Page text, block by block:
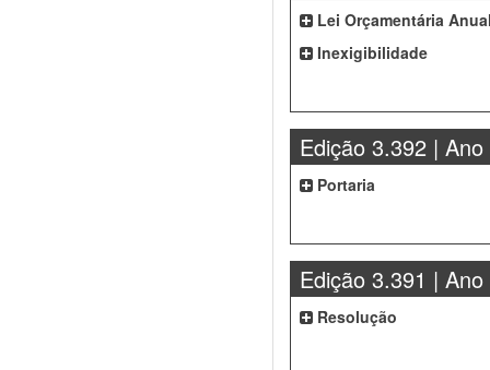
Lei Orçamentária
Inexigibilidade
Edição 3.392 | Ano
Portaria
Edição 3.391 | Ano
Resolução